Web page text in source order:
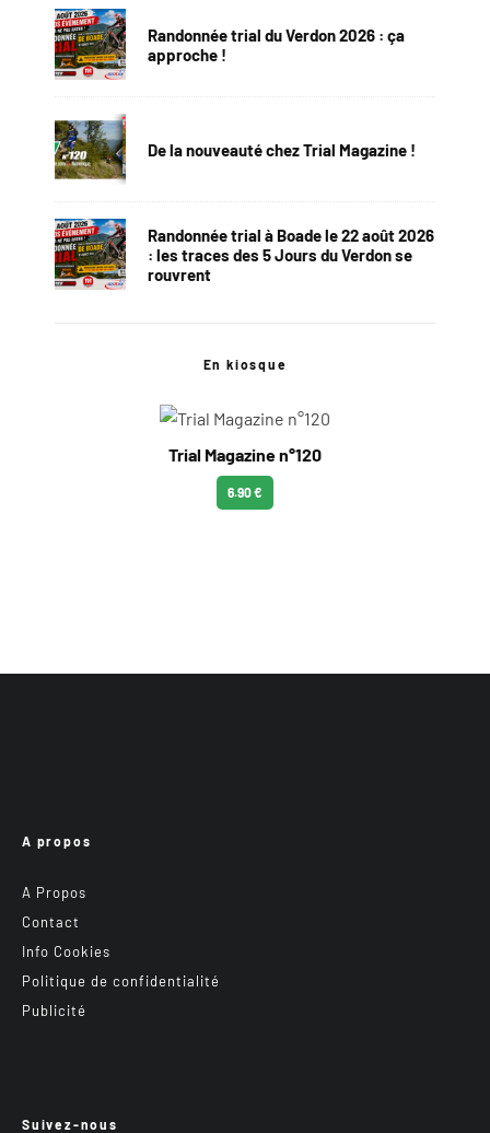
Randonnée trial du Verdon 2026 : ça
approche !
De la nouveauté chez Trial Magazine !
Randonnée trial à Boade le 22 août 2026
: les traces des 5 Jours du Verdon se
rouvrent
En kiosque
Trial Magazine n°120
6.90 €
A propos
A Propos
Contact
Info Cookies
Politique de confidentialité
Publicité
Suivez-nous